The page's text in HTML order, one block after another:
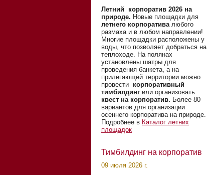
Летний корпоратив 2026 на
природе. Новые площадки для
летнего корпоративалюбого
размаха и в любом направлении!
Многие площадки расположены у
воды, что позволяет добраться на
теплоходе. На полянах
установлены шатры для
проведения банкета, а на
прилегающей территории можно
провести корпоративный
тимбилдинг или организовать
квест на корпоратив. Более 80
вариантов для организации
осеннего корпоратива на природе.
Подробнее в Каталог летних
площадок
Тимбилдинг на корпоратив
09 июля 2026 г.